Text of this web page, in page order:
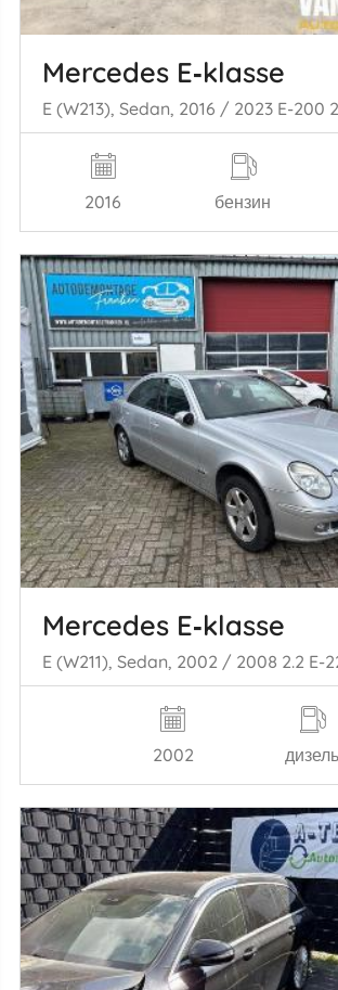
Mercedes E‑klasse
E (W213), Sedan, 2016 / 2023 E-200
2016 бензин
Mercedes E‑klasse
E (W211), Sedan, 2002 / 2008 2.2 E-
2002 дизель